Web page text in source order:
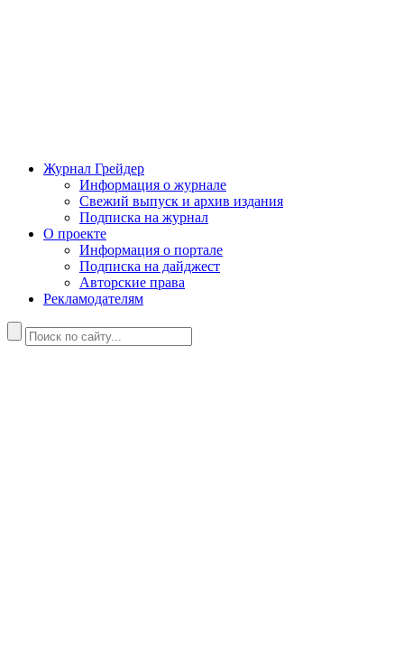
Журнал Грейдер
Информация о журнале
Свежий выпуск и архив издания
Подписка на журнал
О проекте
Информация о портале
Подписка на дайджест
Авторские права
Рекламодателям